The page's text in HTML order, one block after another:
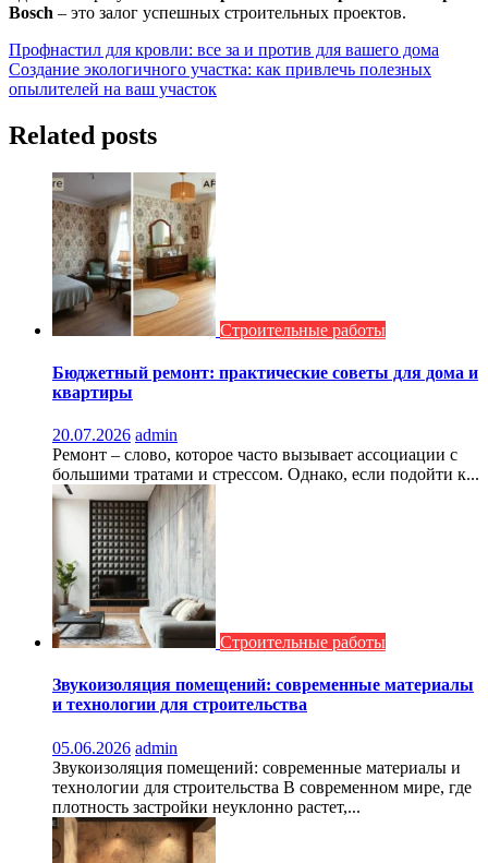
Bosch – это залог успешных строительных проектов.
Навигация
по
Профнастил для кровли: все за и против для вашего дома
Создание экологичного участка: как привлечь полезных
опылителей на ваш участок
Related posts
Строительные работы
Бюджетный ремонт: практические советы для дома и
квартиры
20.07.2026 admin
Ремонт – слово, которое часто вызывает ассоциации с
большими тратами и стрессом. Однако, если подойти к...
Строительные работы
Звукоизоляция помещений: современные материалы
и технологии для строительства
05.06.2026 admin
Звукоизоляция помещений: современные материалы и
технологии для строительства В современном мире, где
плотность застройки неуклонно растет,...